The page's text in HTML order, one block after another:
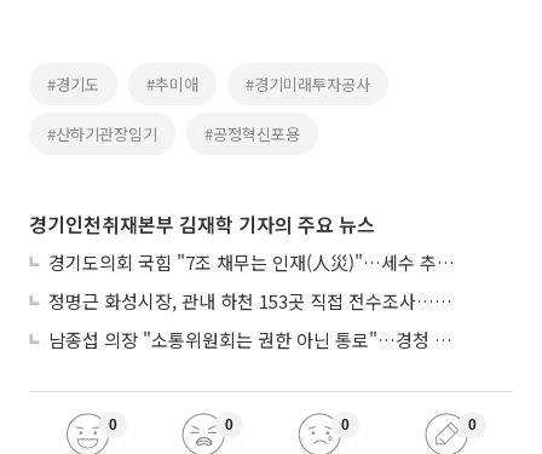
#경기도 #추미애 #경기미래투자공사
#산하기관장임기 #공정혁신포용
경기인천취재본부 김재학 기자의 주요 뉴스
경기도의회 국힘 "7조 채무는 인재(人災)"…세수 추계 조작 의혹 제기
정명근 화성시장, 관내 하천 153곳 직접 전수조사…불법시설 정비
남종섭 의장 "소통위원회는 권한 아닌 통로"…경청 의회 만든다
0 0 0 0